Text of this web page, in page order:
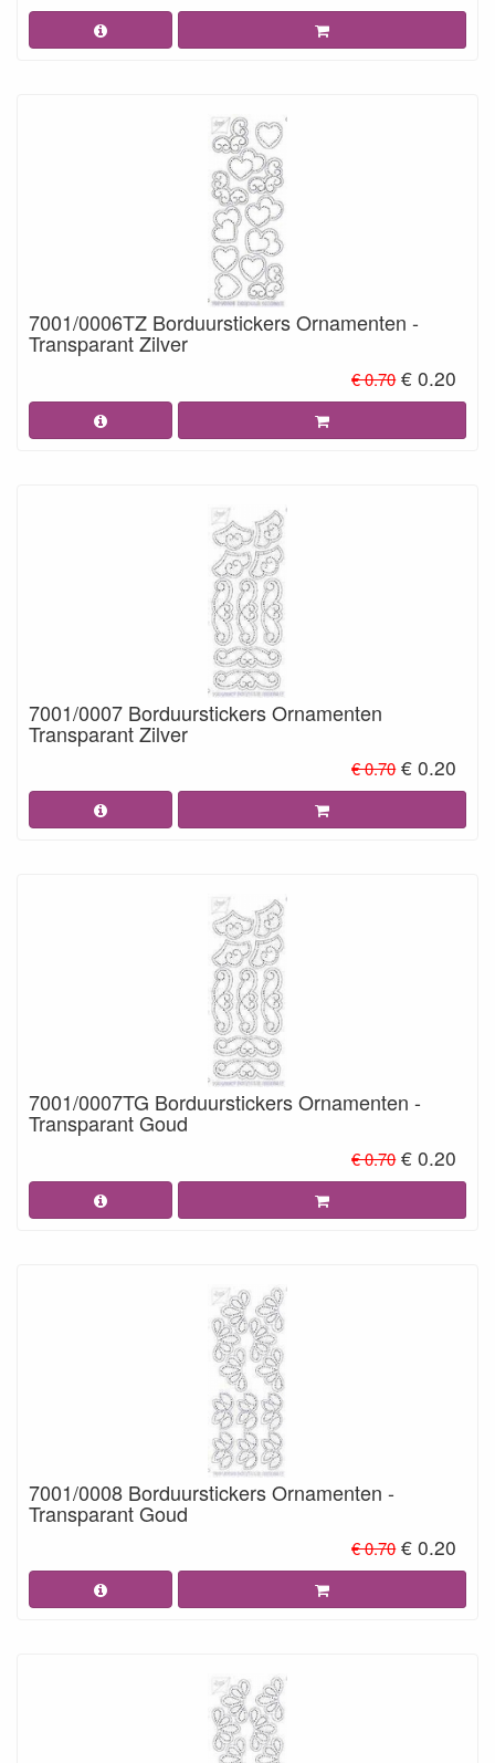
7001/0006TZ Borduurstickers Ornamenten -
Transparant Zilver
€ 0.70 € 0.20
7001/0007 Borduurstickers Ornamenten
Transparant Zilver
€ 0.70 € 0.20
7001/0007TG Borduurstickers Ornamenten -
Transparant Goud
€ 0.70 € 0.20
7001/0008 Borduurstickers Ornamenten -
Transparant Goud
€ 0.70 € 0.20